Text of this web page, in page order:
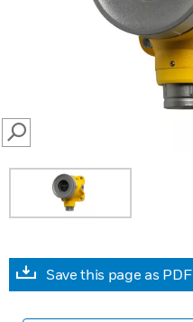
SEARCH
Save this page as PDF